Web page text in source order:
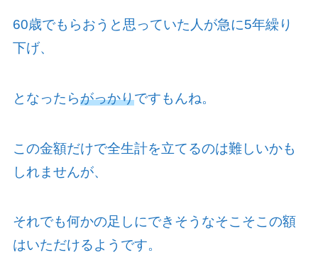
60歳でもらおうと思っていた人が急に5年繰り
下げ、
となったらがっかりですもんね。
この金額だけで全生計を立てるのは難しいかも
しれませんが、
それでも何かの足しにできそうなそこそこの額
はいただけるようです。